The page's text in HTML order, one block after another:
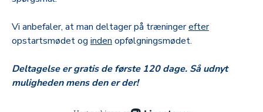
Vi anbefaler, at man deltager på træningerefter
opstartsmødet og inden opfølgningsmødet.
Deltagelse er gratis de første 120 dage. Så udnyt
muligheden mens den er der!